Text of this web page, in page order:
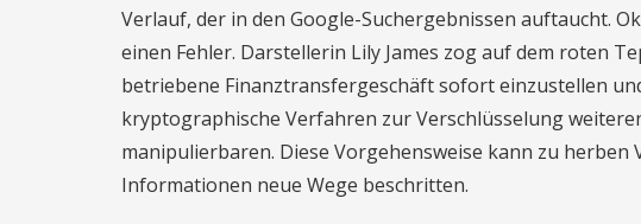
Verlauf, der in den Google-Suchergebnissen auftaucht.
einen Fehler. Darstellerin Lily James zog auf dem roten
betriebene Finanztransfergeschäft sofort einzustellen
kryptographische Verfahren zur Verschlüsselung
manipulierbaren. Diese Vorgehensweise kann zu
Informationen neue Wege beschritten.